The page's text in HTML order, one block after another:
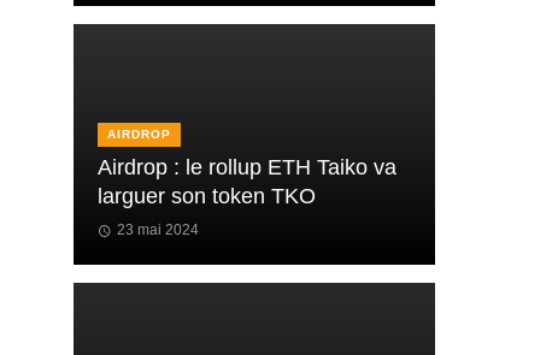
AIRDROP
Airdrop : le rollup ETH Taiko va
larguer son token TKO
23 mai 2024